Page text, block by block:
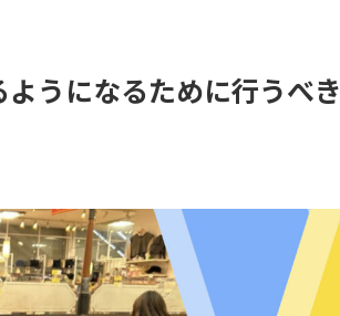
うになるために行うべき